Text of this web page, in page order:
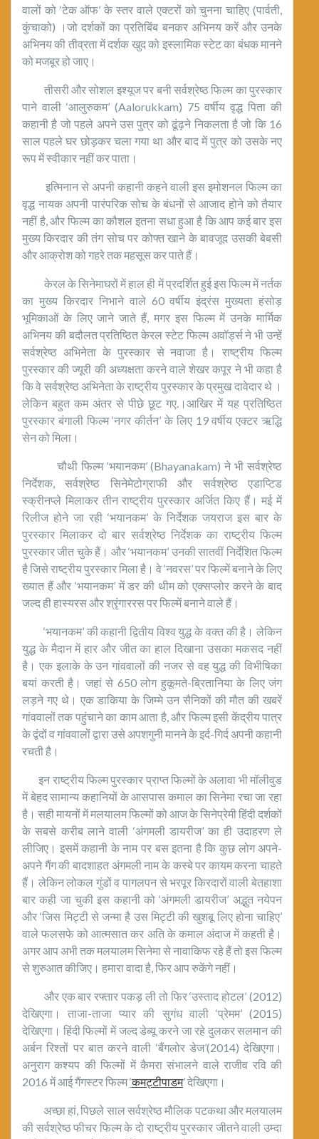
वालों को ‘टेक ऑफ’ के स्तर वाले एक्टरों को चुनना चाहिए (पार्वती,
कुंचाको) ।जो दर्शकों का प्रतिबिंब बनकर अभिनय करें और उनके
अभिनय की तीव्रता में दर्शक खुद को इस्लामिक स्टेट का बंधक मानने
को मजबूर हो जाए।
तीसरी और सोशल इश्यूज पर बनी सर्वश्रेष्ठ फिल्म का पुरस्कार
पाने वाली ‘आलुरुकम’ (Aalorukkam) 75 वर्षीय वृद्ध पिता की
कहानी है जो पहले अपने उस पुत्र को ढूंढ़ने निकलता है जो कि 16
साल पहले घर छोड़कर चला गया था और बाद में पुत्र को उसके नए
रूप में स्वीकार नहीं कर पाता।
इत्मिनान से अपनी कहानी कहने वाली इस इमोशनल फिल्म का
वृद्ध नायक अपनी पारंपरिक सोच के बंधनों से आजाद होने को तैयार
नहीं है, और फिल्म का कौशल इतना सधा हुआ है कि आप कई बार इस
मुख्य किरदार की तंग सोच पर कोफ्त खाने के बावजूद उसकी बेबसी
और आक्रोश को गहरे तक महसूस कर पाते हैं।
केरल के सिनेमाघरों में हाल ही में प्रदर्शित हुई इस फिल्म में नर्तक
का मुख्य किरदार निभाने वाले 60 वर्षीय इंद्रंस मुख्यता हंसोड़
भूमिकाओं के लिए जाने जाते हैं, मगर इस फिल्म में उनके मार्मिक
अभिनय की बदौलत प्रतिष्ठित केरल स्टेट फिल्म अवॉर्ड्स ने भी उन्हें
सर्वश्रेष्ठ अभिनेता के पुरस्कार से नवाजा है। राष्ट्रीय फिल्म
पुरस्कार की ज्यूरी की अध्यक्षता करने वाले शेखर कपूर ने भी कहा है
कि वे सर्वश्रेष्ठ अभिनेता के राष्ट्रीय पुरस्कार के प्रमुख दावेदार थे ।
लेकिन बहुत कम अंतर से पीछे छूट गए.।आखिर में यह प्रतिष्ठित
पुरस्कार बंगाली फिल्म ‘नगर कीर्तन’ के लिए 19 वर्षीय एक्टर ऋद्धि
सेन को मिला।
चौथी फिल्म ‘भयानकम’ (Bhayanakam) ने भी सर्वश्रेष्ठ
निर्देशक, सर्वश्रेष्ठ सिनेमेटोग्राफी और सर्वश्रेष्ठ एडाप्टिड
स्क्रीनप्ले मिलाकर तीन राष्ट्रीय पुरस्कार अर्जित किए हैं। मई में
रिलीज होने जा रही ‘भयानकम’ के निर्देशक जयराज इस बार के
पुरस्कार मिलाकर दो बार सर्वश्रेष्ठ निर्देशक का राष्ट्रीय फिल्म
पुरस्कार जीत चुके हैं। और ‘भयानकम’ उनकी सातवीं निर्देशित फिल्म
है जिसे राष्ट्रीय पुरस्कार मिला है। वे ‘नवरस’ पर फिल्में बनाने के लिए
ख्यात हैं और ‘भयानकम’ में डर की थीम को एक्सप्लोर करने के बाद
जल्द ही हास्यरस और श्रृंगाररस पर फिल्में बनाने वाले हैं।
‘भयानकम’ की कहानी द्वितीय विश्व युद्ध के वक्त की है। लेकिन
युद्ध के मैदान में हार और जीत का हाल दिखाना उसका मकसद नहीं
है। एक इलाके के उन गांववालों की नजर से वह युद्ध की विभीषिका
बयां करती है। जहां से 650 लोग हुकूमते-ब्रितानिया के लिए जंग
लड़ने गए थे। एक डाकिया के जिम्मे उन सैनिकों की मौत की खबरें
गांववालों तक पहुंचाने का काम आता है, और फिल्म इसी केंद्रीय पात्र
के द्वंदों व गांववालों द्वारा उसे अपशगुनी मानने के इर्द-गिर्द अपनी कहानी
रचती है।
इन राष्ट्रीय फिल्म पुरस्कार प्राप्त फिल्मों के अलावा भी मॉलीवुड
में बेहद सामान्य कहानियों के आसपास कमाल का सिनेमा रचा जा रहा
है। सही मायनों में मलयालम फिल्मों को आज के सिनेप्रेमी हिंदी दर्शकों
के सबसे करीब लाने वाली ‘अंगमली डायरीज’ का ही उदाहरण ले
लीजिए। इसमें कहानी के नाम पर बस इतना है कि कुछ लोग अपने-
अपने गैंग की बादशाहत अंगमली नाम के कस्बे पर कायम करना चाहते
हैं। लेकिन लोकल गुंडों व पागलपन से भरपूर किरदारों वाली बेतहाशा
बार कही जा चुकी इस कहानी को ‘अंगमली डायरीज’ अद्भुत नयेपन
और ‘जिस मिट्टी से जन्मा है उस मिट्टी की खुशबू लिए होना चाहिए’
वाले फलसफे को आत्मसात कर अति के कमाल अंदाज में कहती है।
अगर आप अभी तक मलयालम सिनेमा से नावाकिफ रहे हैं तो इस फिल्म
से शुरुआत कीजिए। हमारा वादा है, फिर आप रुकेंगे नहीं।
और एक बार रफ्तार पकड़ ली तो फिर ‘उस्ताद होटल’ (2012)
देखिएगा। ताजा-ताजा प्यार की सुगंध वाली ‘प्रेमम’ (2015)
देखिएगा। हिंदी फिल्मों में जल्द डेब्यू करने जा रहे दुलकर सलमान की
अर्बन रिश्तों पर बात करने वाली ‘बैंगलोर डेज’(2014) देखिएगा।
अनुराग कश्यप की फिल्मों में कैमरा संभालने वाले राजीव रवि की
2016 में आई गैंगस्टर फिल्म‘कमट्टीपाडम’ देखिएगा।
अच्छा हां, पिछले साल सर्वश्रेष्ठ मौलिक पटकथा और मलयालम
की सर्वश्रेष्ठ फीचर फिल्म के दो राष्ट्रीय पुरस्कार जीतने वाली उम्दा